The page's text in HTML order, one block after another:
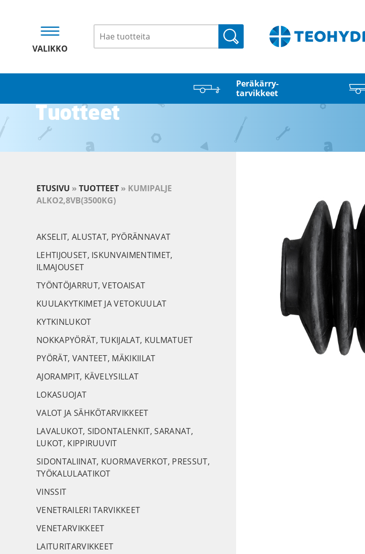
VALIKKO
Haku
Peräkärry­
tarvikkeet
Tuotteet
ETUSIVU » TUOTTEET » KUMIPALJE
ALKO2,8VB(3500KG)
AKSELIT, ALUSTAT, PYÖRÄNNAVAT
LEHTIJOUSET, ISKUNVAIMENTIMET,
ILMAJOUSET
TYÖNTÖJARRUT, VETOAISAT
KUULAKYTKIMET JA VETOKUULAT
KYTKINLUKOT
NOKKAPYÖRÄT, TUKIJALAT, KULMATUET
PYÖRÄT, VANTEET, MÄKIKIILAT
AJORAMPIT, KÄVELYSILLAT
LOKASUOJAT
VALOT JA SÄHKÖTARVIKKEET
LAVALUKOT, SIDONTALENKIT, SARANAT,
LUKOT, KIPPIRUUVIT
SIDONTALIINAT, KUORMAVERKOT, PRESSUT,
TYÖKALULAATIKOT
VINSSIT
VENETRAILERI TARVIKKEET
VENETARVIKKEET
LAITURITARVIKKEET